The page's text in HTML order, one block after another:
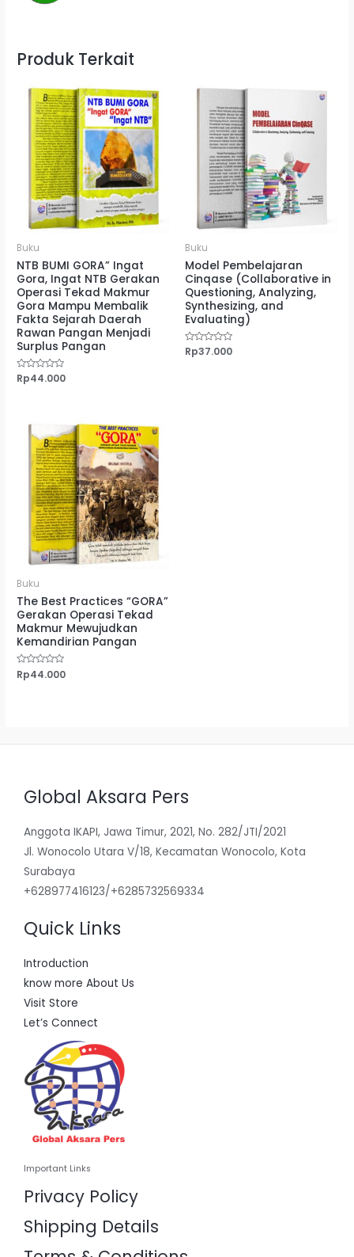
Produk Terkait
Buku
NTB BUMI GORA” Ingat
Gora, Ingat NTB Gerakan
Operasi Tekad Makmur
Gora Mampu Membalik
Fakta Sejarah Daerah
Rawan Pangan Menjadi
Surplus Pangan
Dinilai
0
Rp44.000
Buku
Model Pembelajaran
Cinqase (Collaborative in
Questioning, Analyzing,
Synthesizing, and
Evaluating)
Dinilai
0
Rp37.000
Buku
The Best Practices “GORA”
Gerakan Operasi Tekad
Makmur Mewujudkan
Kemandirian Pangan
Dinilai
0
Rp44.000
Global Aksara Pers
Anggota IKAPI, Jawa Timur, 2021, No. 282/JTI/2021
Jl. Wonocolo Utara V/18, Kecamatan Wonocolo, Kota
Surabaya
+628977416123/+6285732569334
Quick Links
Introduction
know more About Us
Visit Store
Let’s Connect
Important Links
Privacy Policy
Shipping Details